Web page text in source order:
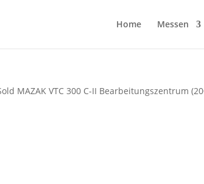
Home Messen
MAZAK VTC 300 C-II Bearbeitungszentrum